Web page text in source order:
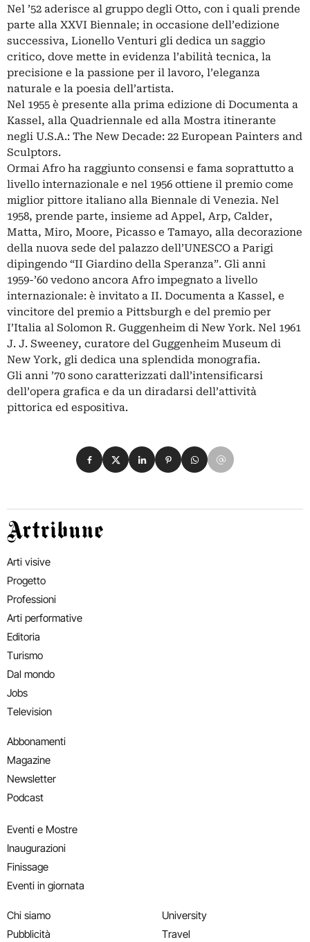
Nel ’52 aderisce al gruppo degli Otto, con i quali prende
parte alla XXVI Biennale; in occasione dell’edizione
successiva, Lionello Venturi gli dedica un saggio
critico, dove mette in evidenza l’abilità tecnica, la
precisione e la passione per il lavoro, l’eleganza
naturale e la poesia dell’artista.
Nel 1955 è presente alla prima edizione di Documenta a
Kassel, alla Quadriennale ed alla Mostra itinerante
negli U.S.A.: The New Decade: 22 European Painters and
Sculptors.
Ormai Afro ha raggiunto consensi e fama soprattutto a
livello internazionale e nel 1956 ottiene il premio come
miglior pittore italiano alla Biennale di Venezia. Nel
1958, prende parte, insieme ad Appel, Arp, Calder,
Matta, Miro, Moore, Picasso e Tamayo, alla decorazione
della nuova sede del palazzo dell’UNESCO a Parigi
dipingendo “II Giardino della Speranza”. Gli anni
1959-’60 vedono ancora Afro impegnato a livello
internazionale: è invitato a II. Documenta a Kassel, e
vincitore del premio a Pittsburgh e del premio per
I’Italia al Solomon R. Guggenheim di New York. Nel 1961
J. J. Sweeney, curatore del Guggenheim Museum di
New York, gli dedica una splendida monografia.
Gli anni ’70 sono caratterizzati dall’intensificarsi
dell’opera grafica e da un diradarsi dell’attività
pittorica ed espositiva.
Condividi su Facebook
Condividi su X
Condividi su LinkedIn
Condividi su Pinterest
Condividi su WhatsApp
Condividi su Email
Artribune
Arti visive
Progetto
Professioni
Arti performative
Editoria
Turismo
Dal mondo
Jobs
Television
Abbonamenti
Magazine
Newsletter
Podcast
Eventi e Mostre
Inaugurazioni
Finissage
Eventi in giornata
Chi siamo
Pubblicità
University
Travel